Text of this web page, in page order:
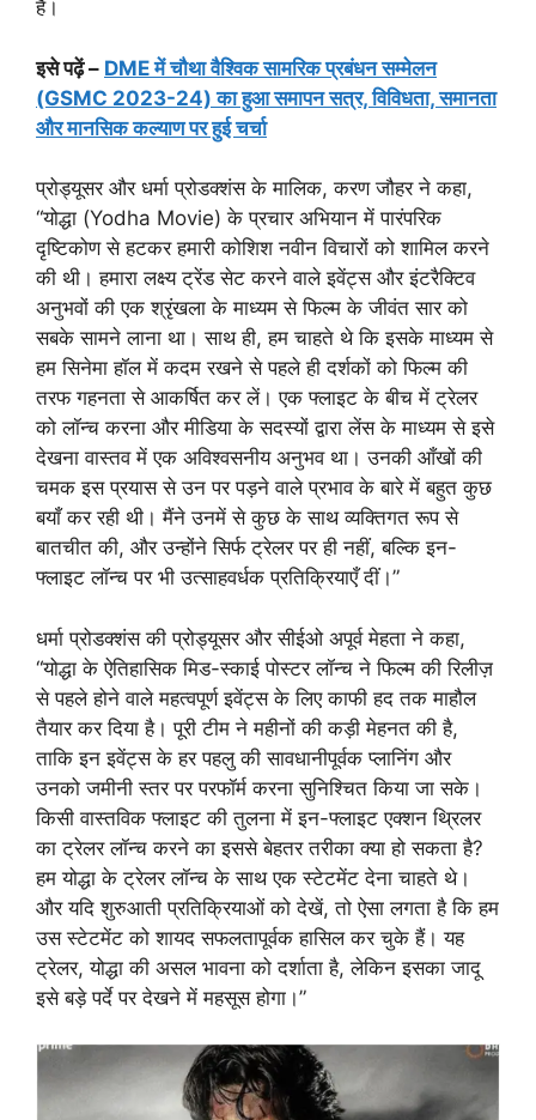
है।
इसे पढ़ें – DME में चौथा वैश्विक सामरिक प्रबंधन सम्मेलन
(GSMC 2023-24) का हुआ समापन सत्र, विविधता, समानता
और मानसिक कल्याण पर हुई चर्चा
प्रोड्यूसर और धर्मा प्रोडक्शंस के मालिक, करण जौहर ने कहा,
“योद्धा (Yodha Movie) के प्रचार अभियान में पारंपरिक
दृष्टिकोण से हटकर हमारी कोशिश नवीन विचारों को शामिल करने
की थी। हमारा लक्ष्य ट्रेंड सेट करने वाले इवेंट्स और इंटरैक्टिव
अनुभवों की एक श्रृंखला के माध्यम से फिल्म के जीवंत सार को
सबके सामने लाना था। साथ ही, हम चाहते थे कि इसके माध्यम से
हम सिनेमा हॉल में कदम रखने से पहले ही दर्शकों को फिल्म की
तरफ गहनता से आकर्षित कर लें। एक फ्लाइट के बीच में ट्रेलर
को लॉन्च करना और मीडिया के सदस्यों द्वारा लेंस के माध्यम से इसे
देखना वास्तव में एक अविश्वसनीय अनुभव था। उनकी आँखों की
चमक इस प्रयास से उन पर पड़ने वाले प्रभाव के बारे में बहुत कुछ
बयाँ कर रही थी। मैंने उनमें से कुछ के साथ व्यक्तिगत रूप से
बातचीत की, और उन्होंने सिर्फ ट्रेलर पर ही नहीं, बल्कि इन-
फ्लाइट लॉन्च पर भी उत्साहवर्धक प्रतिक्रियाएँ दीं।”
धर्मा प्रोडक्शंस की प्रोड्यूसर और सीईओ अपूर्व मेहता ने कहा,
“योद्धा के ऐतिहासिक मिड-स्काई पोस्टर लॉन्च ने फिल्म की रिलीज़
से पहले होने वाले महत्वपूर्ण इवेंट्स के लिए काफी हद तक माहौल
तैयार कर दिया है। पूरी टीम ने महीनों की कड़ी मेहनत की है,
ताकि इन इवेंट्स के हर पहलु की सावधानीपूर्वक प्लानिंग और
उनको जमीनी स्तर पर परफॉर्म करना सुनिश्चित किया जा सके।
किसी वास्तविक फ्लाइट की तुलना में इन-फ्लाइट एक्शन थ्रिलर
का ट्रेलर लॉन्च करने का इससे बेहतर तरीका क्या हो सकता है?
हम योद्धा के ट्रेलर लॉन्च के साथ एक स्टेटमेंट देना चाहते थे।
और यदि शुरुआती प्रतिक्रियाओं को देखें, तो ऐसा लगता है कि हम
उस स्टेटमेंट को शायद सफलतापूर्वक हासिल कर चुके हैं। यह
ट्रेलर, योद्धा की असल भावना को दर्शाता है, लेकिन इसका जादू
इसे बड़े पर्दे पर देखने में महसूस होगा।”